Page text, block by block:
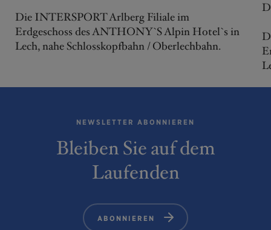
Die INTERSPORT Arlberg Filiale im
Erdgeschoss des ANTHONY`S Alpin Hotel`s in
Lech, nahe Schlosskopfbahn / Oberlechbahn.
NEWSLETTER ABONNIEREN
Bleiben Sie auf dem
Laufenden
ABONNIEREN